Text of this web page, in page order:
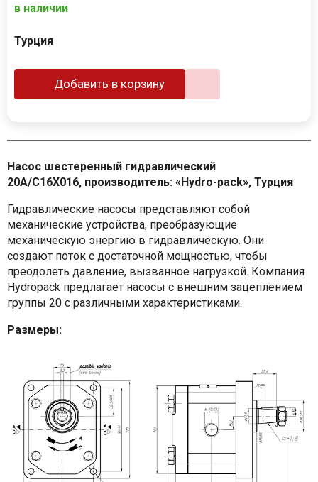
в наличии
Турция
Добавить в корзину
Насос шестеренный гидравлический
20A/C16X016, производитель: «Hydro-pack», Турция
Гидравлические насосы представляют собой
механические устройства, преобразующие
механическую энергию в гидравлическую. Они
создают поток с достаточной мощностью, чтобы
преодолеть давление, вызванное нагрузкой. Компания
Hydropack предлагает насосы с внешним зацеплением
группы 20 с различными характеристиками.
Размеры: